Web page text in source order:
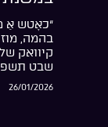
“כאָטש אַ
בהמה, מוז
קיוואק
שבט
26/01/2026